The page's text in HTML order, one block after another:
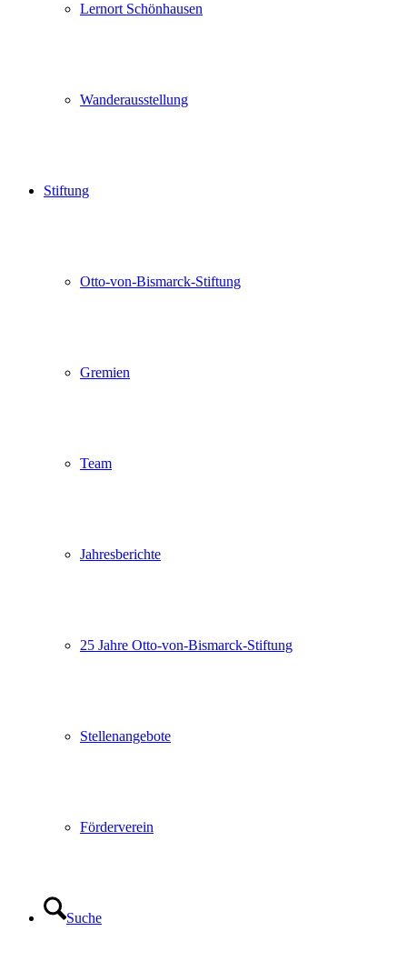
Lernort Schönhausen
Wanderausstellung
Stiftung
Otto-von-Bismarck-Stiftung
Gremien
Team
Jahresberichte
25 Jahre Otto-von-Bismarck-Stiftung
Stellenangebote
Förderverein
Suche